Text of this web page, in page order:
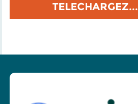
TELECHARGEZ...